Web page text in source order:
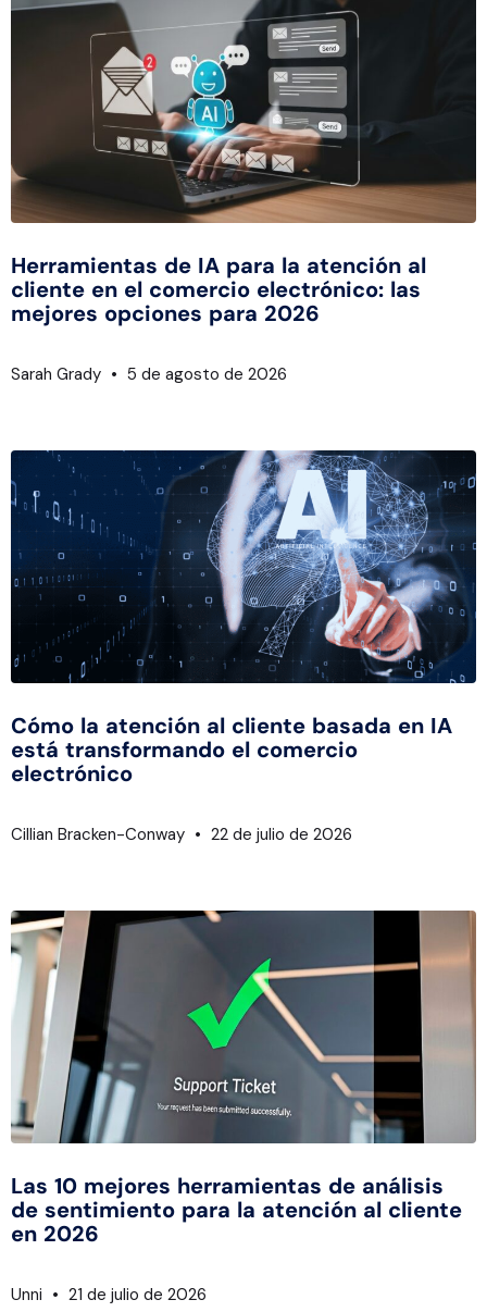
Herramientas de IA para la atención al
cliente en el comercio electrónico: las
mejores opciones para 2026
Sarah Grady 5 de agosto de 2026
Cómo la atención al cliente basada en IA
está transformando el comercio
electrónico
Cillian Bracken-Conway 22 de julio de 2026
Las 10 mejores herramientas de análisis
de sentimiento para la atención al cliente
en 2026
Unni 21 de julio de 2026